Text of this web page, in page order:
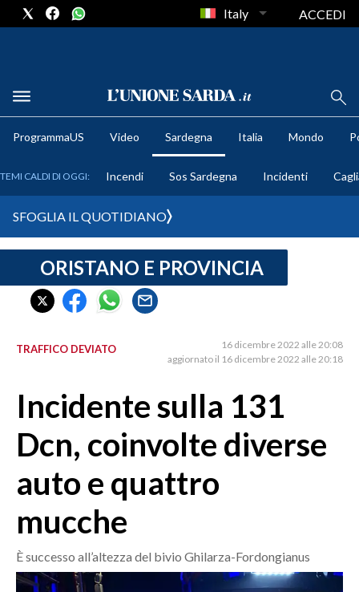
METEO
CRONACA SARDEGNA
CAGLIARI
SULCIS IGLESIENTE
SASSARI E PROVINCIA
GALLURA
NUORO E PROVINCIA
OGLIASTRA
CRONACA
ITALIA
Italy ACCEDI
ProgrammaUS Video Sardegna Italia Mondo
TEMI CALDI DI OGGI: Incendi Sos Sardegna Incidenti
SFOGLIA IL QUOTIDIANO
ORISTANO E PROVINCIA
TRAFFICO DEVIATO
16 dicembre 2022 alle 20:08
aggiornato il 16 dicembre 2022 alle 20:18
Incidente sulla 131
Dcn, coinvolte diverse
auto e quattro
mucche
È successo all’altezza del bivio Ghilarza-Fordongianus